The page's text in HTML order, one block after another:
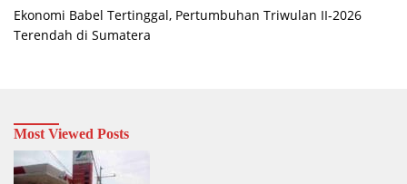
Ekonomi Babel Tertinggal, Pertumbuhan Triwulan II-2026
Terendah di Sumatera
Most Viewed Posts